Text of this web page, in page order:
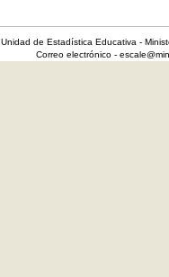
de Estadística Educativa -
Correo electrónico -